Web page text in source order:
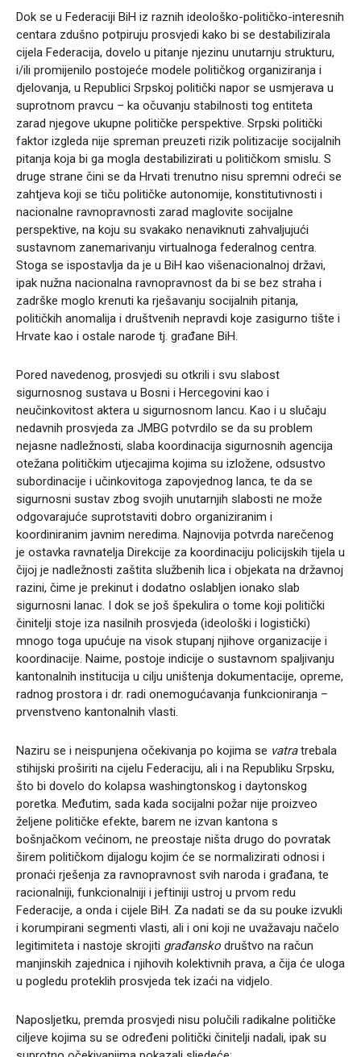
Dok se u Federaciji BiH iz raznih ideološko-političko-interesnih
centara zdušno potpiruju prosvjedi kako bi se destabilizirala
cijela Federacija, dovelo u pitanje njezinu unutarnju strukturu,
i/ili promijenilo postojeće modele političkog organiziranja i
djelovanja, u Republici Srpskoj politički napor se usmjerava u
suprotnom pravcu – ka očuvanju stabilnosti tog entiteta
zarad njegove ukupne političke perspektive. Srpski politički
faktor izgleda nije spreman preuzeti rizik politizacije socijalnih
pitanja koja bi ga mogla destabilizirati u političkom smislu. S
druge strane čini se da Hrvati trenutno nisu spremni odreći se
zahtjeva koji se tiču političke autonomije, konstitutivnosti i
nacionalne ravnopravnosti zarad maglovite socijalne
perspektive, na koju su svakako nenaviknuti zahvaljujući
sustavnom zanemarivanju virtualnoga federalnog centra.
Stoga se ispostavlja da je u BiH kao višenacionalnoj državi,
ipak nužna nacionalna ravnopravnost da bi se bez straha i
zadrške moglo krenuti ka rješavanju socijalnih pitanja,
političkih anomalija i društvenih nepravdi koje zasigurno tište i
Hrvate kao i ostale narode tj. građane BiH.
Pored navedenog, prosvjedi su otkrili i svu slabost
sigurnosnog sustava u Bosni i Hercegovini kao i
neučinkovitost aktera u sigurnosnom lancu. Kao i u slučaju
nedavnih prosvjeda za JMBG potvrdilo se da su problem
nejasne nadležnosti, slaba koordinacija sigurnosnih agencija
otežana političkim utjecajima kojima su izložene, odsustvo
subordinacije i učinkovitoga zapovjednog lanca, te da se
sigurnosni sustav zbog svojih unutarnjih slabosti ne može
odgovarajuće suprotstaviti dobro organiziranim i
koordiniranim javnim neredima. Najnovija potvrda narečenog
je ostavka ravnatelja Direkcije za koordinaciju policijskih tijela u
čijoj je nadležnosti zaštita službenih lica i objekata na državnoj
razini, čime je prekinut i dodatno oslabljen ionako slab
sigurnosni lanac. I dok se još špekulira o tome koji politički
činitelji stoje iza nasilnih prosvjeda (ideološki i logistički)
mnogo toga upućuje na visok stupanj njihove organizacije i
koordinacije. Naime, postoje indicije o sustavnom spaljivanju
kantonalnih institucija u cilju uništenja dokumentacije, opreme,
radnog prostora i dr. radi onemogućavanja funkcioniranja –
prvenstveno kantonalnih vlasti.
Naziru se i neispunjena očekivanja po kojima se vatratrebala
stihijski proširiti na cijelu Federaciju, ali i na Republiku Srpsku,
što bi dovelo do kolapsa washingtonskog i daytonskog
poretka. Međutim, sada kada socijalni požar nije proizveo
željene političke efekte, barem ne izvan kantona s
bošnjačkom većinom, ne preostaje ništa drugo do povratak
širem političkom dijalogu kojim će se normalizirati odnosi i
pronaći rješenja za ravnopravnost svih naroda i građana, te
racionalniji, funkcionalniji i jeftiniji ustroj u prvom redu
Federacije, a onda i cijele BiH. Za nadati se da su pouke izvukli
i korumpirani segmenti vlasti, ali i oni koji ne uvažavaju načelo
legitimiteta i nastoje skrojiti građansko društvo na račun
manjinskih zajednica i njihovih kolektivnih prava, a čija će uloga
u pogledu proteklih prosvjeda tek izaći na vidjelo.
Naposljetku, premda prosvjedi nisu polučili radikalne političke
ciljeve kojima su se određeni politički činitelji nadali, ipak su